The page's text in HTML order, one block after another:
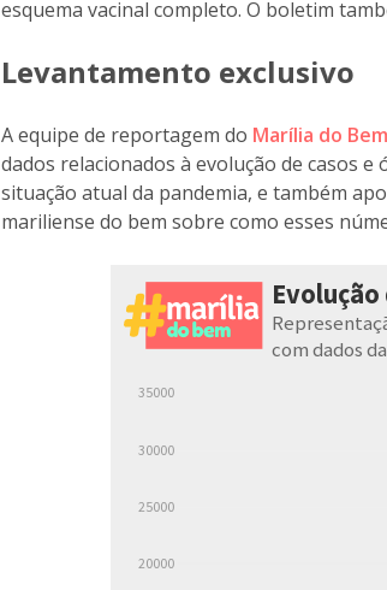
esquema vacinal completo. O boletim
Levantamento exclusivo
A equipe de reportagem do Marília do Bem
dados relacionados à evolução de casos
situação atual da pandemia, e também
mariliense do bem sobre como esses